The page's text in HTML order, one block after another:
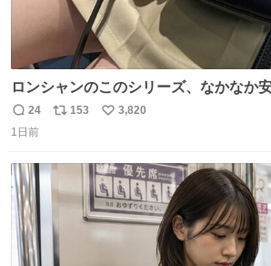
ロンシャンのこのシリーズ、なかなか
ール価格になってる🖤✨レザーなのが
持ってるだけでコーデが格上げされる。
返
信
24
リ
数
153
い
数
3,820
1日前